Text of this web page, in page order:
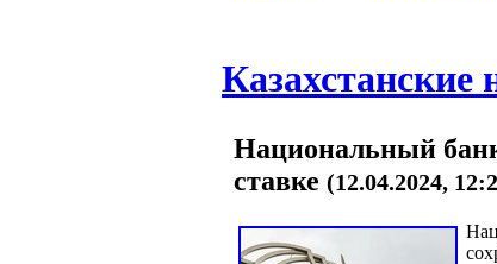
Казахстанские
Национальный
ставке (12.04.2024,